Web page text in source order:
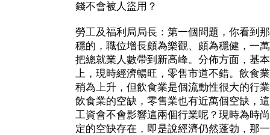
錢不會被人盜用？
勞工及福利局局長：第一個問題，你看到
穩的，職位增長頗為樂觀、頗為穩健，一
把總就業人數帶到新高峰。分佈方面，基
上，現時經濟暢旺，零售市道不錯。飲食
稍為上升，但飲食業是個流動性很大的行
飲食業的空缺，零售業也有近萬個空缺，
工資會不會影響這兩個行業呢？現時為時
定的空缺存在，即是說經濟仍然蓬勃，那